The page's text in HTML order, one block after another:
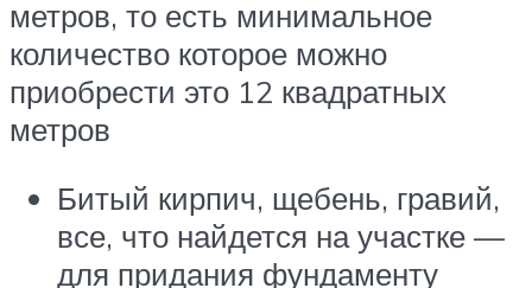
метров, то есть минимальное
количество которое можно
приобрести это 12 квадратных
метров
Битый кирпич, щебень, гравий,
все, что найдется на участке —
для придания фундаменту